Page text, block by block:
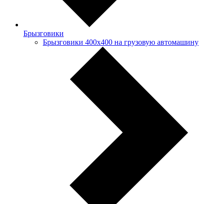
Брызговики
Брызговики 400х400 на грузовую автомашину